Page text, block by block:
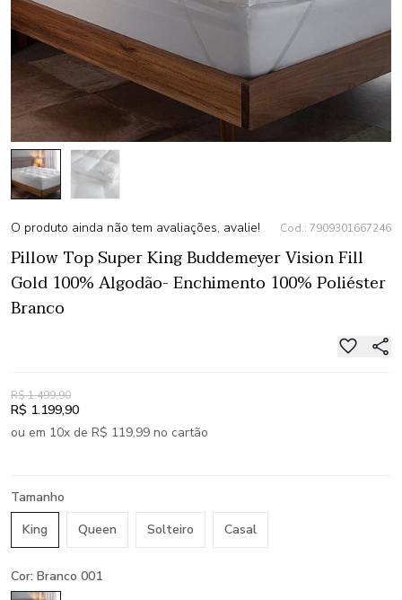
O produto ainda não tem avaliações, avalie! Cod.: 7909301667246
Pillow Top Super King Buddemeyer Vision Fill
Gold 100% Algodão- Enchimento 100% Poliéster
Branco
R$ 1.499,90
R$ 1.199,90
ou em 10x de R$ 119,99 no cartão
Tamanho
King
Queen Solteiro Casal
Cor: Branco 001